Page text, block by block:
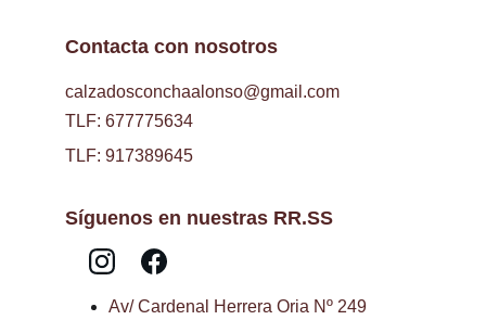
Contacta con nosotros
calzadosconchaalonso@gmail.com
Síguenos en nuestras RR.SS
TLF: 677775634
TLF: 917389645
Av/ Cardenal Herrera Oria Nº 249